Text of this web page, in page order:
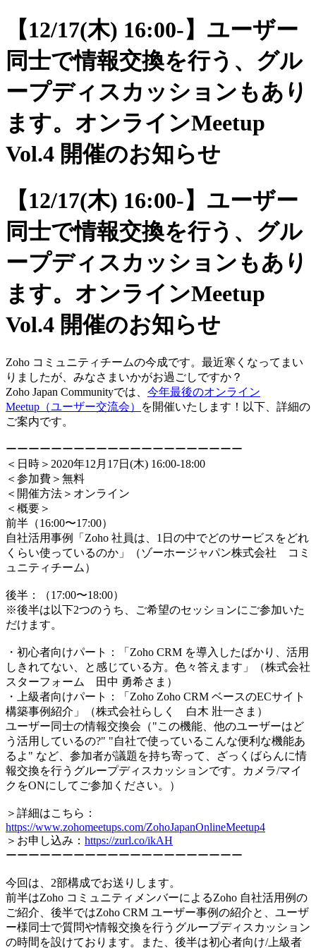
【12/17(木) 16:00-】ユーザー
同士で情報交換を行う、グル
ープディスカッションもあり
ます。オンラインMeetup
Vol.4 開催のお知らせ
【12/17(木) 16:00-】ユーザー
同士で情報交換を行う、グル
ープディスカッションもあり
ます。オンラインMeetup
Vol.4 開催のお知らせ
Zoho コミュニティチームの今成です。最近寒くなってまい
りましたが、みなさまいかがお過ごしですか？
Zoho Japan Communityでは、 今年最後のオンライン
Meetup（ユーザー交流会）
を開催いたします！以下、詳細の
ご案内です。
ーーーーーーーーーーーーーーーーーーーーー
＜日時＞2020年12月17日(木) 16:00-18:00
＜参加費＞無料
＜開催方法＞オンライン
＜概要＞
前半（16:00〜17:00）
自社活用事例「Zoho 社員は、1日の中でどのサービスをどれ
くらい使っているのか」（ゾーホージャパン株式会社 コミ
ュニティチーム）
後半：（17:00〜18:00）
※後半は以下2つのうち、ご希望のセッションにご参加いた
だけます。
・初心者向けパート：「Zoho CRM を導入したばかり、活用
しきれてない、と感じている方。色々答えます」（株式会社
スターフォーム 田中 勇希さま）
・上級者向けパート：「Zoho Zoho CRM ベースのECサイト
構築事例紹介」（株式会社らしく 白木 壯一さま）
ユーザー同士の情報交換会（"この機能、他のユーザーはど
う活用しているの?" "自社で使っているこんな便利な機能あ
るよ" など、参加者が議題を持ち寄って、ざっくばらんに情
報交換を行うグループディスカッションです。カメラ/マイ
クをONにしてご参加ください。）
＞詳細はこちら：
https://www.zohomeetups.com/ZohoJapanOnlineMeetup4
＞お申し込み： https://zurl.co/ikAH
ーーーーーーーーーーーーーーーーーーーーー
今回は、2部構成でお送りします。
前半はZoho コミュニティメンバーによるZoho 自社活用例の
ご紹介、後半ではZoho CRM ユーザー事例の紹介と、ユーザ
ー様同士で質問や情報交換を行うグループディスカッション
の時間を設けております。また、後半は初心者向け/上級者